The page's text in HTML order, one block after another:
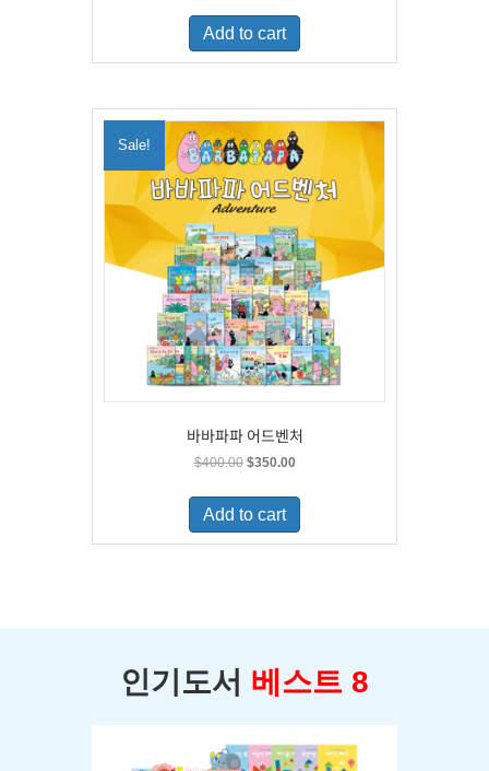
was:
$500.00.
is:
Add to cart
Sale!
바바파파 어드벤처
$400.00 Original
was:
$400.00.
$350.00Current
is:
Add to cart
인기도서 베스트 8